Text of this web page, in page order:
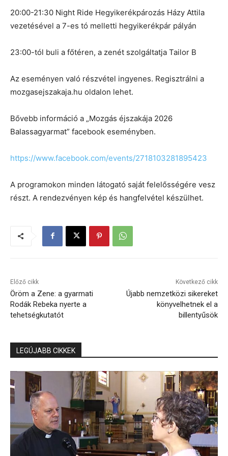
20:00-21:30 Night Ride Hegyikerékpározás Házy Attila
vezetésével a 7-es tó melletti hegyikerékpár pályán
23:00-tól buli a főtéren, a zenét szolgáltatja Tailor B
Az eseményen való részvétel ingyenes. Regisztrálni a
mozgasejszakaja.hu oldalon lehet.
Bővebb információ a „Mozgás éjszakája 2026
Balassagyarmat” facebook eseményben.
https://www.facebook.com/events/2718103281895423
A programokon minden látogató saját felelősségére vesz
részt. A rendezvényen kép és hangfelvétel készülhet.
Előző cikk
Öröm a Zene: a gyarmati
Rodák Rebeka nyerte a
tehetségkutatót
Következő cikk
Újabb nemzetközi sikereket
könyvelhetnek el a
billentyűsök
LEGÚJABB CIKKEK